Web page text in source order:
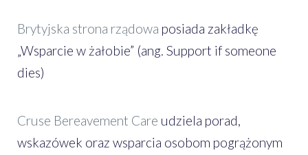
Brytyjska strona rządowa posiada zakładkę
„Wsparcie w żałobie” (ang. Support if someone
dies)
Cruse Bereavement Care udziela porad,
wskazówek oraz wsparcia osobom pogrążonym